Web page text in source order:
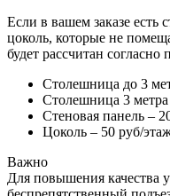
Если в вашем заказе есть
цоколь, которые не
будет рассчитан согласно
Столешница до 3
Столешница 3
Стеновая панель –
Цоколь – 50 руб/
Важно
Для повышения качества